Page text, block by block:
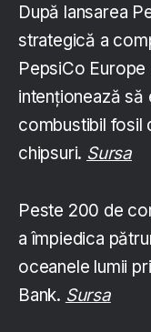
După lansarea
strategică a
PepsiCo
intenționează să
combustibil fosil
chipsuri. Sursa
Peste 200 de
a împiedica
oceanele lumii
Bank. Sursa